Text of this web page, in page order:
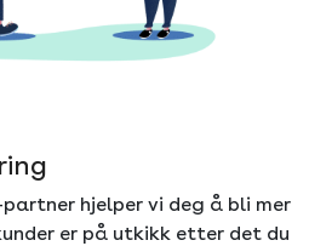
hjelper vi deg å bli mer
er på utkikk etter det du